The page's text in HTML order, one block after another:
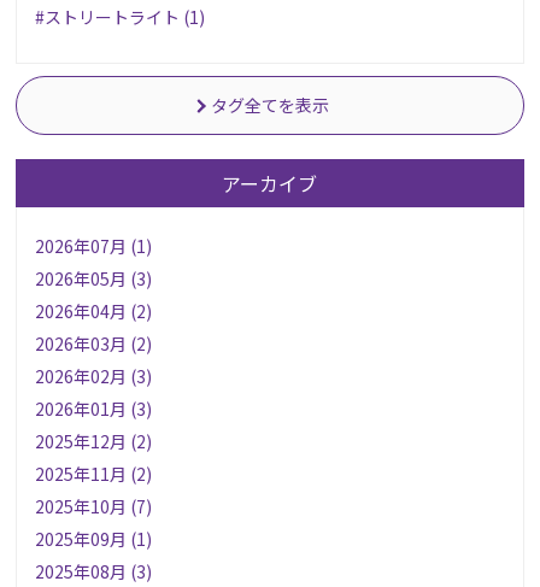
#ストリートライト (1)
タグ全てを表示
アーカイブ
2026年07月 (1)
2026年05月 (3)
2026年04月 (2)
2026年03月 (2)
2026年02月 (3)
2026年01月 (3)
2025年12月 (2)
2025年11月 (2)
2025年10月 (7)
2025年09月 (1)
2025年08月 (3)